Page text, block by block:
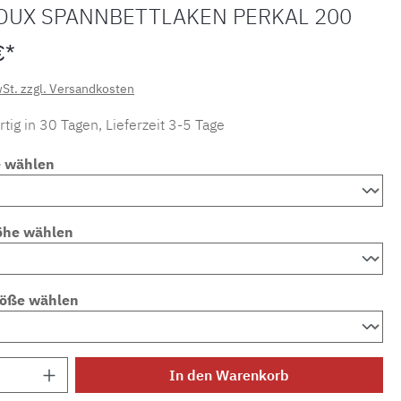
SPANNBETTLAKEN PERKAL 200
zzgl. Versandkosten
in 30 Tagen, Lieferzeit 3-5 Tage
wählen
wählen
wählen
Anzahl: Gib den gewünschten Wert ein
In den Warenkorb